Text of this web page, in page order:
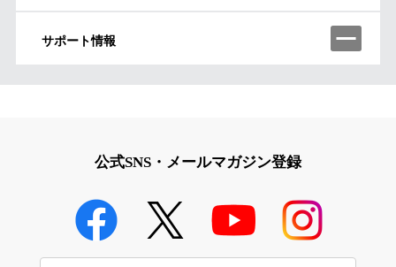
サポート情報
公式SNS・メールマガジン登録